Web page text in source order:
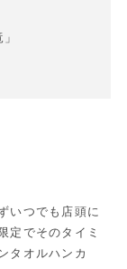
いつでも店頭に
定でそのタイミ
タオルハンカ